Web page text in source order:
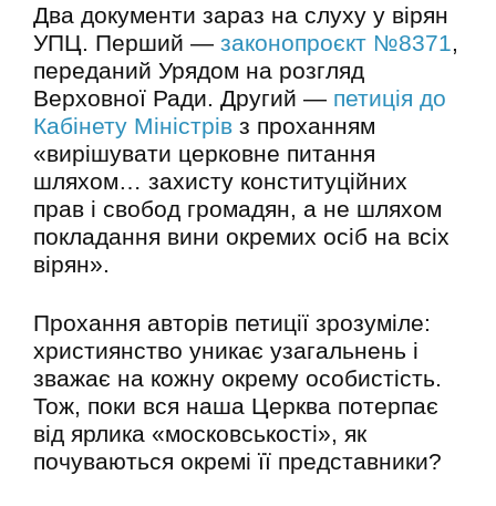
Два документи зараз на слуху у вірян
УПЦ. Перший — законопроєкт №8371,
переданий Урядом на розгляд
Верховної Ради. Другий — петиція до
Кабінету Міністрів з проханням
«вирішувати церковне питання
шляхом… захисту конституційних
прав і свобод громадян, а не шляхом
покладання вини окремих осіб на всіх
вірян».
Прохання авторів петиції зрозуміле:
християнство уникає узагальнень і
зважає на кожну окрему особистість.
Тож, поки вся наша Церква потерпає
від ярлика «московськості», як
почуваються окремі її представники?